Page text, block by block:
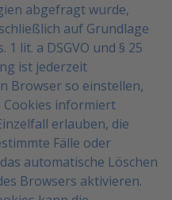
abgefragt wurde,
auf Grundlage
lit. a DSGVO und § 25
ist jederzeit
Browser so einstellen,
Cookies informiert
erlauben, die
Fälle oder
automatische Löschen
Browsers aktivieren.